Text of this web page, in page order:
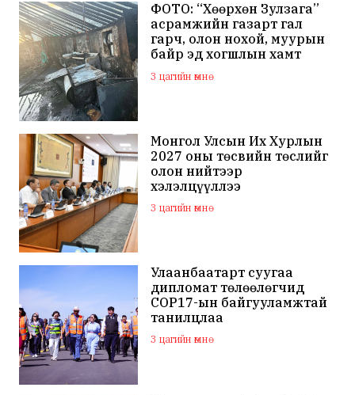
ФОТО: “Хөөрхөн Зулзага”
асрамжийн газарт гал
гарч, олон нохой, муурын
байр эд хогшлын хамт
шатжээ
3 цагийн өмнө
Монгол Улсын Их Хурлын
2027 оны төсвийн төслийг
олон нийтээр
хэлэлцүүллээ
3 цагийн өмнө
Улаанбаатарт суугаа
дипломат төлөөлөгчид
COP17-ын байгууламжтай
танилцлаа
3 цагийн өмнө